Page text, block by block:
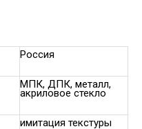
Россия
МПК, ДПК, металл,
акриловое стекло
имитация текстуры